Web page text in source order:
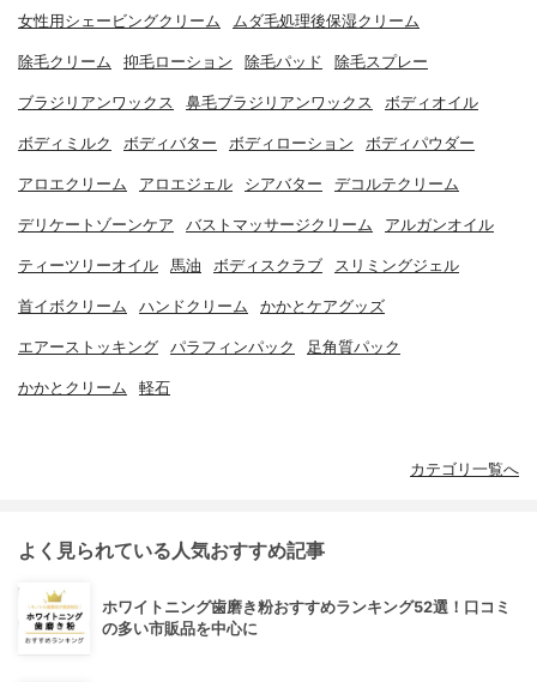
女性用シェービングクリーム ムダ毛処理後保湿クリーム
除毛クリーム 抑毛ローション 除毛パッド 除毛スプレー
ブラジリアンワックス 鼻毛ブラジリアンワックス ボディオイル
ボディミルク ボディバター ボディローション ボディパウダー
アロエクリーム アロエジェル シアバター デコルテクリーム
デリケートゾーンケア バストマッサージクリーム アルガンオイル
ティーツリーオイル 馬油 ボディスクラブ スリミングジェル
首イボクリーム ハンドクリーム かかとケアグッズ
エアーストッキング パラフィンパック 足角質パック
かかとクリーム 軽石
カテゴリ一覧へ
よく見られている人気おすすめ記事
ホワイトニング歯磨き粉おすすめランキング52選！口コミ
の多い市販品を中心に